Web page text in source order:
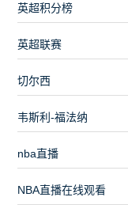
英超积分榜
英超联赛
切尔西
韦斯利-福法纳
nba直播
NBA直播在线观看